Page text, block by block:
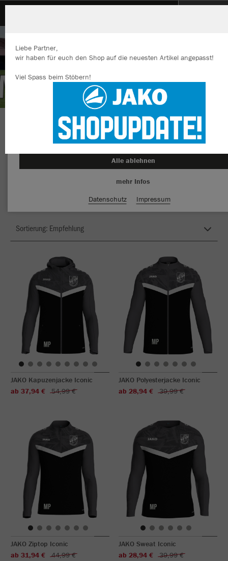
Herzlich Willkommen im Teamshop TSV
Kümmersbruck
JAKO Kapuzenjacke Iconic
ab 37,94 €
54,99 €
JAKO Polyesterjacke Iconic
ab 28,94 €
39,99 €
JAKO Ziptop Iconic
ab 31,94 €
44,99 €
JAKO Sweat Iconic
ab 28,94 €
39,99 €
Liebe Partner,
wir haben für euch den Shop auf die neuesten Artikel angepasst!
Viel Spass beim Stöbern!
Wir verwenden Cookies
Durch die Analyse der Besucherdaten können wir dir personalisierte
Inhalte anzeigen und unsere Website verbessern. Weitere
zu den Cookies findest Du in den Einstellungen.
Alle akzeptieren
Alle ablehnen
mehr Infos
Datenschutz
Impressum